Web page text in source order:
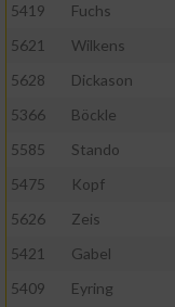
5419
Fuchs
5621
Wilkens
5628
Dickason
5366
Böckle
5585
Stando
5475
Kopf
5626
Zeis
5421
Gabel
5409
Eyring